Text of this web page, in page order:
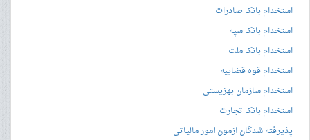
استخدام بانک صادرات
استخدام بانک سپه
استخدام بانک ملت
استخدام قوه قضاییه
استخدام سازمان بهزیستی
استخدام بانک تجارت
پذیرفته شدگان آزمون امور مالیاتی